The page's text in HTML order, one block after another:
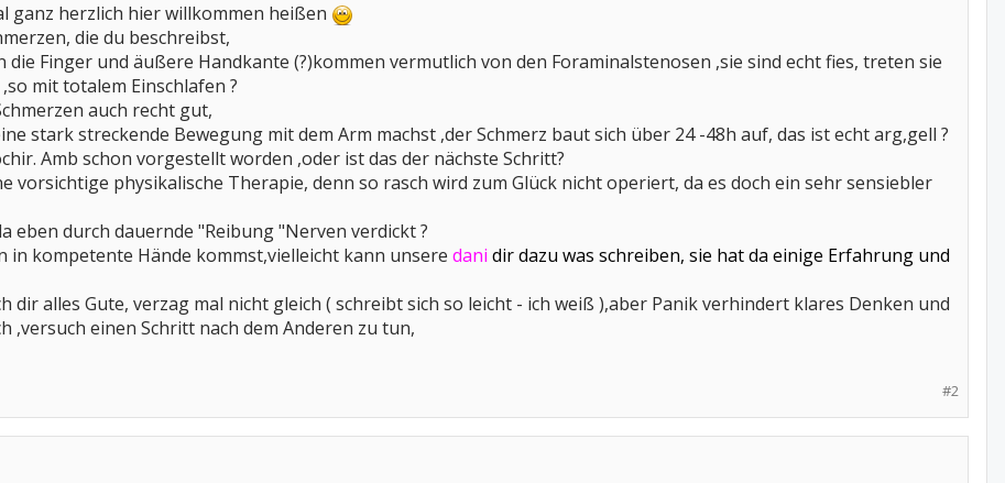
ganz herzlich hier willkommen heißen
die du beschreibst,
die Finger und äußere Handkante (?)kommen vermutlich von den Foraminalstenosen ,sie sind echt fies, treten sie
mit totalem Einschlafen ?
auch recht gut,
stark streckende Bewegung mit dem Arm machst ,der Schmerz baut sich über 24 -48h auf, das ist echt arg,gell ?
Amb schon vorgestellt worden ,oder ist das der nächste Schritt?
vorsichtige physikalische Therapie, denn so rasch wird zum Glück nicht operiert, da es doch ein sehr sensiebler
eben durch dauernde "Reibung "Nerven verdickt ?
in kompetente Hände kommst,vielleicht kann unsere dani dir dazu was schreiben, sie hat da einige Erfahrung und
dir alles Gute, verzag mal nicht gleich ( schreibt sich so leicht - ich weiß ),aber Panik verhindert klares Denken und
,versuch einen Schritt nach dem Anderen zu tun,
#2